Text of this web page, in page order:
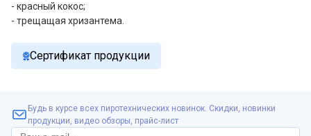
- красный кокос;
- трещащая хризантема.
Сертификат продукции
Будь в курсе всех пиротехнических новинок. Скидки, новинки
продукции, видео обзоры, прайс-лист